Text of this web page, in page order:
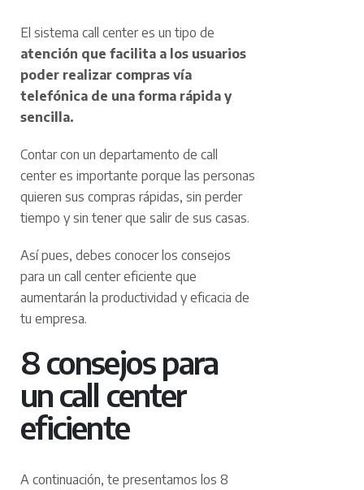
El sistema call center es un tipo de
atención que facilita a los usuarios
poder realizar compras vía
telefónica de una forma rápida y
sencilla.
Contar con un departamento de call
center es importante porque las personas
quieren sus compras rápidas, sin perder
tiempo y sin tener que salir de sus casas.
Así pues, debes conocer los consejos
para un call center eficiente que
aumentarán la productividad y eficacia de
tu empresa.
8 consejos para
un call center
eficiente
A continuación, te presentamos los 8